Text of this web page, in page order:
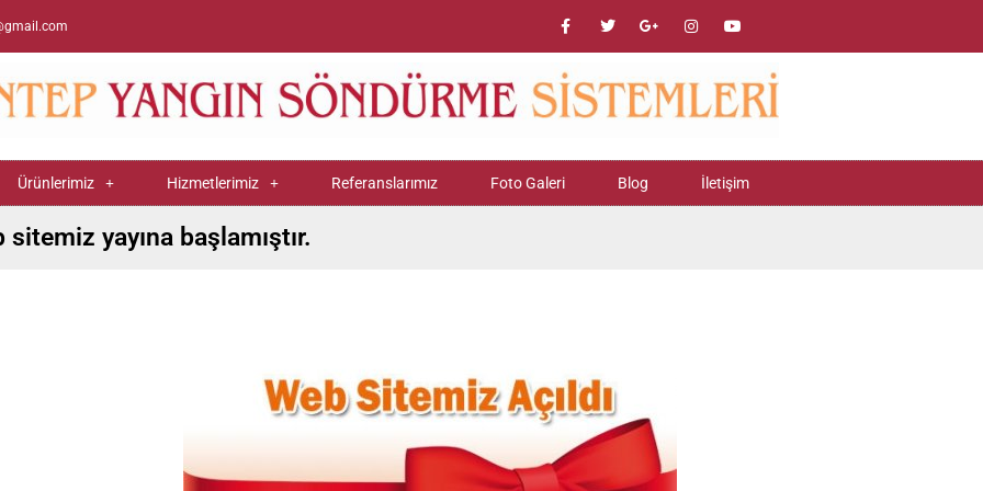
Ürünlerimiz Hizmetlerimiz Referanslarımız Foto Galeri Blog İletişim
sitemiz yayına başlamıştır.